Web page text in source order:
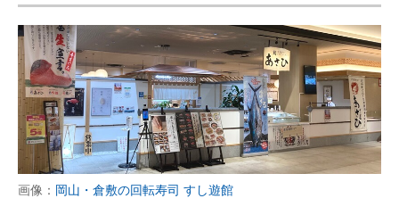
画像： 岡山・倉敷の回転寿司 すし遊館